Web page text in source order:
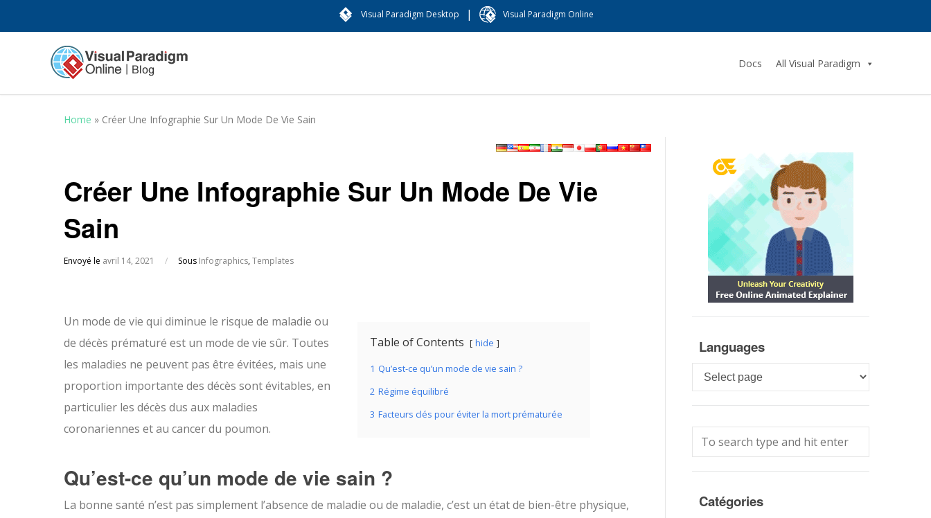
Visual Paradigm Desktop | Visual Paradigm Online
Docs All Visual Paradigm
Home » Créer Une Infographie Sur Un Mode De Vie Sain
Créer Une Infographie Sur Un Mode De Vie
Sain
Envoyé le avril 14, 2021 / Sous Infographics,Templates
Table of Contents hide
1 Qu’est-ce qu’un mode de vie sain ?
2 Régime équilibré
3 Facteurs clés pour éviter la mort prématurée
Un mode de vie qui diminue le risque de maladie ou
de décès prématuré est un mode de vie sûr. Toutes
les maladies ne peuvent pas être évitées, mais une
proportion importante des décès sont évitables, en
particulier les décès dus aux maladies
coronariennes et au cancer du poumon.
Qu’est-ce qu’un mode de vie sain ?
La bonne santé n’est pas simplement l’absence de maladie ou de maladie, c’est un état de bien-être physique,
Languages
Languages
Catégories